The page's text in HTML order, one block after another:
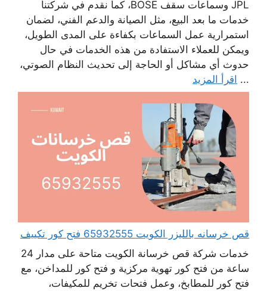
JPL وسماعات سقف BOSE، كما نقدم في شركتنا
خدمات ما بعد البيع، مثل الصيانة والدعم الفني، لضمان
استمرارية عمل السماعات بكفاءة على المدى الطويل،
ويمكن للعملاء الاستفادة من هذه الخدمات في حال
حدوث أي مشاكل أو الحاجة إلى تحديث النظام الصوتي،
... اقرأ المزيد
قص خرسانه بالليزر الكويت 65932555 فتح كور تكييف
خدمات شركة قص خرسانة الكويت متاحة على مدار 24
ساعة من فتح كور تهوية مركزية و فتح كور للمداخن، مع
فتح كور للمطابخ، وعمل فتحات تخريم للمكيفات،